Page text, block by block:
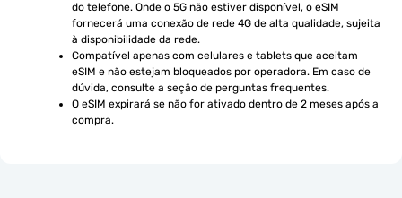
do telefone. Onde o 5G não estiver disponível, o eSIM
fornecerá uma conexão de rede 4G de alta qualidade, sujeita
à disponibilidade da rede.
Compatível apenas com celulares e tablets que aceitam
eSIM e não estejam bloqueados por operadora. Em caso de
dúvida, consulte a seção de perguntas frequentes.
O eSIM expirará se não for ativado dentro de 2 meses após a
compra.